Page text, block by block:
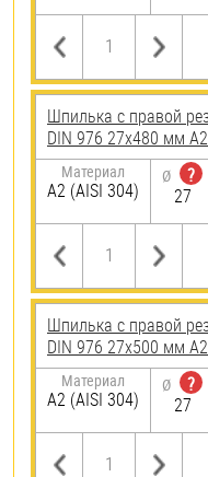
Шпилька с правой
DIN 976 27х480 мм
Материал
А2 (AISI 304)
Ø
?
27
Шпилька с правой
DIN 976 27х500 мм
Материал
А2 (AISI 304)
Ø
?
27